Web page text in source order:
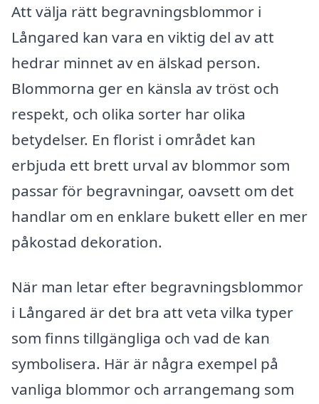
Att välja rätt begravningsblommor i
Långared kan vara en viktig del av att
hedrar minnet av en älskad person.
Blommorna ger en känsla av tröst och
respekt, och olika sorter har olika
betydelser. En florist i området kan
erbjuda ett brett urval av blommor som
passar för begravningar, oavsett om det
handlar om en enklare bukett eller en mer
påkostad dekoration.
När man letar efter begravningsblommor
i Långared är det bra att veta vilka typer
som finns tillgängliga och vad de kan
symbolisera. Här är några exempel på
vanliga blommor och arrangemang som